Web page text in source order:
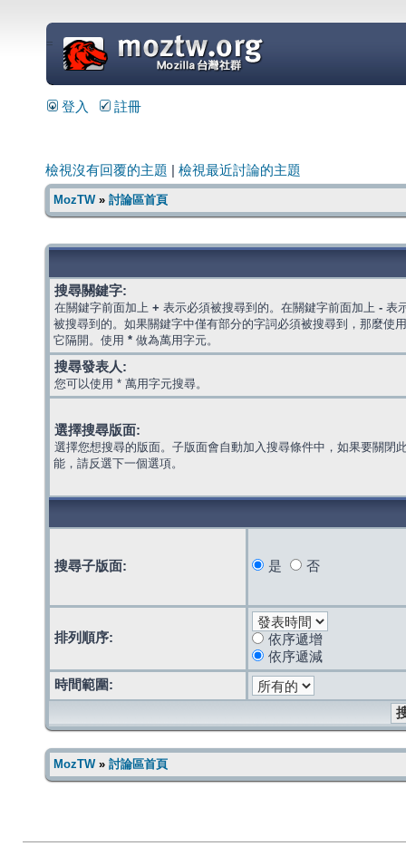
=
登入 註冊
檢視沒有回覆的主題 檢視最近討論的主題
MozTW» 討論區首頁
搜尋關鍵字:
在關鍵字前面加上 + 表示必須被搜尋到的。在關鍵字前面加上 - 表
被搜尋到的。如果關鍵字中僅有部分的字詞必須被搜尋到，那麼使
它隔開。使用 * 做為萬用字元。
搜尋發表人:
您可以使用 * 萬用字元搜尋。
選擇搜尋版面:
選擇您想搜尋的版面。子版面會自動加入搜尋條件中，如果要關閉
能，請反選下一個選項。
搜尋子版面: 是 否
排列順序:
依序遞增
依序遞減
時間範圍:
MozTW» 討論區首頁